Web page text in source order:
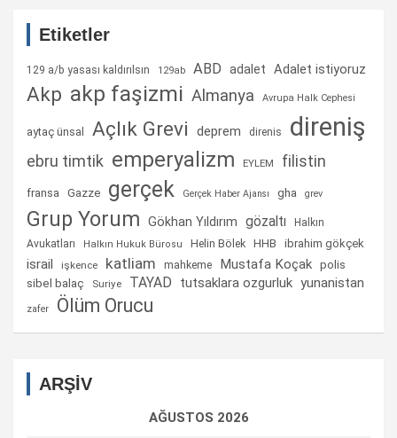
Etiketler
129 a/b yasası kaldırılsın 129ab ABD adalet Adalet istiyoruz
Akp akp faşizmi Almanya Avrupa Halk Cephesi
aytaç ünsal Açlık Grevi deprem direnis direniş
ebru timtik emperyalizm EYLEM filistin
fransa Gazze gerçek Gerçek Haber Ajansı gha grev
Grup Yorum Gökhan Yıldırım gözaltı
Halkın
Avukatları
Halkın Hukuk Bürosu Helin Bölek HHB ibrahim gökçek
israil işkence katliam mahkeme Mustafa Koçak polis
sibel balaç Suriye TAYAD tutsaklara ozgurluk yunanistan
zafer Ölüm Orucu
ARŞİV
AĞUSTOS 2026